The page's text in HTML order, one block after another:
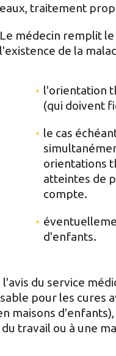
eaux, traitement
Le médecin remplit
l'existence de la
l'orientation
(qui doivent
le cas
orientations
atteintes de
compte.
d'enfants.
du service
pour les cures
maisons
travail ou à une